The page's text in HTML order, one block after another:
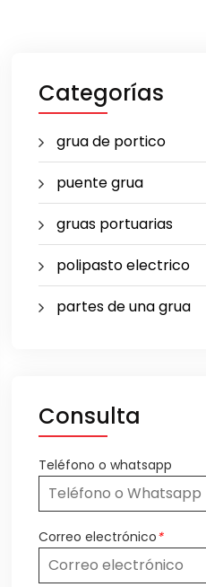
Categorías
grua de portico
puente grua
gruas portuarias
polipasto electrico
partes de una grua
Consulta
Teléfono o whatsapp
Correo electrónico*